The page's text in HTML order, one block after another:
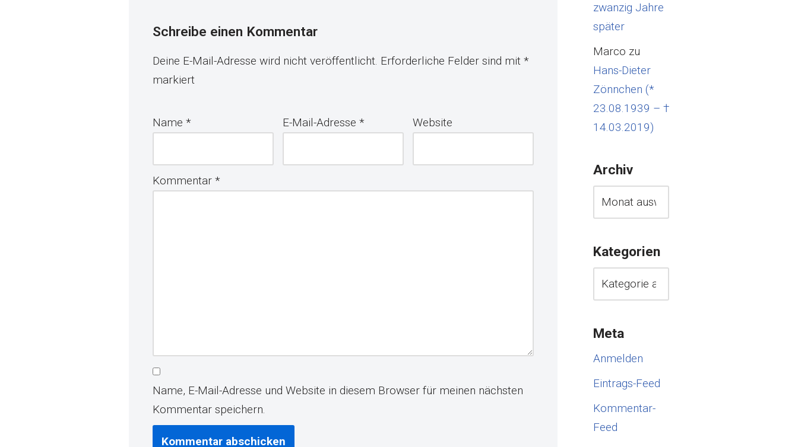
Schreibe einen Kommentar
Deine E-Mail-Adresse wird nicht veröffentlicht. Erforderliche Felder sind mit *
markiert
Name * E-Mail-Adresse * Website
Kommentar *
Name, E-Mail-Adresse und Website in diesem Browser für meinen nächsten
Kommentar speichern.
zwanzig Jahre
später
Marco zu
Hans-Dieter
Zönnchen (*
23.08.1939 – †
14.03.2019)
Archiv
Kategorien
Meta
Anmelden
Eintrags-Feed
Kommentar-
Feed